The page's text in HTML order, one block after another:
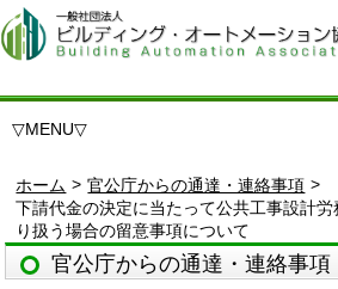
▽MENU▽
ホーム > 官公庁からの通達・連絡事項 >
下請代金の決定に当たって公共工事設計
り扱う場合の留意事項について
官公庁からの通達・連絡事項